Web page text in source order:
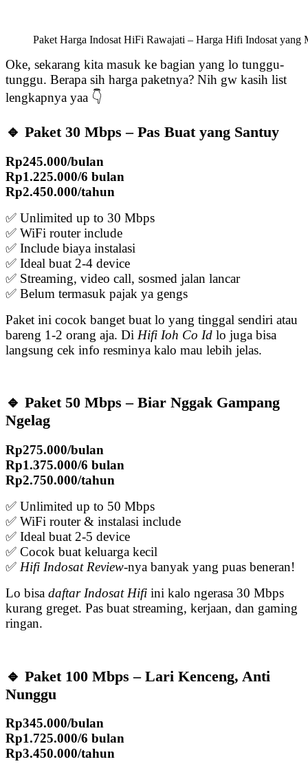
Paket Harga Indosat HiFi Rawajati – Harga Hifi Indosat yang
Oke, sekarang kita masuk ke bagian yang lo tunggu-
tunggu. Berapa sih harga paketnya? Nih gw kasih list
lengkapnya yaa 👇
🔹 Paket 30 Mbps – Pas Buat yang Santuy
Rp245.000/bulan
Rp1.225.000/6 bulan
Rp2.450.000/tahun
✅ Unlimited up to 30 Mbps
✅ WiFi router include
✅ Include biaya instalasi
✅ Ideal buat 2-4 device
✅ Streaming, video call, sosmed jalan lancar
✅ Belum termasuk pajak ya gengs
Paket ini cocok banget buat lo yang tinggal sendiri atau
bareng 1-2 orang aja. Di Hifi Ioh Co Id lo juga bisa
langsung cek info resminya kalo mau lebih jelas.
🔹 Paket 50 Mbps – Biar Nggak Gampang
Ngelag
Rp275.000/bulan
Rp1.375.000/6 bulan
Rp2.750.000/tahun
✅ Unlimited up to 50 Mbps
✅ WiFi router & instalasi include
✅ Ideal buat 2-5 device
✅ Cocok buat keluarga kecil
✅ Hifi Indosat Review-nya banyak yang puas beneran!
Lo bisa daftar Indosat Hifi ini kalo ngerasa 30 Mbps
kurang greget. Pas buat streaming, kerjaan, dan gaming
ringan.
🔹 Paket 100 Mbps – Lari Kenceng, Anti
Nunggu
Rp345.000/bulan
Rp1.725.000/6 bulan
Rp3.450.000/tahun